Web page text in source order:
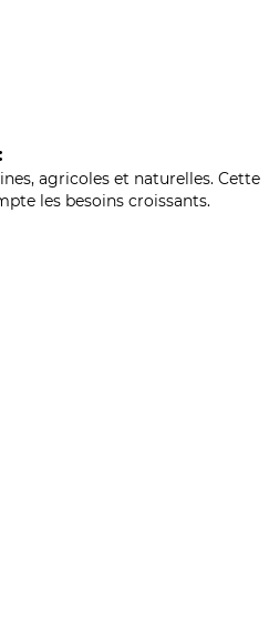
agricoles et naturelles. Cette
les besoins croissants.